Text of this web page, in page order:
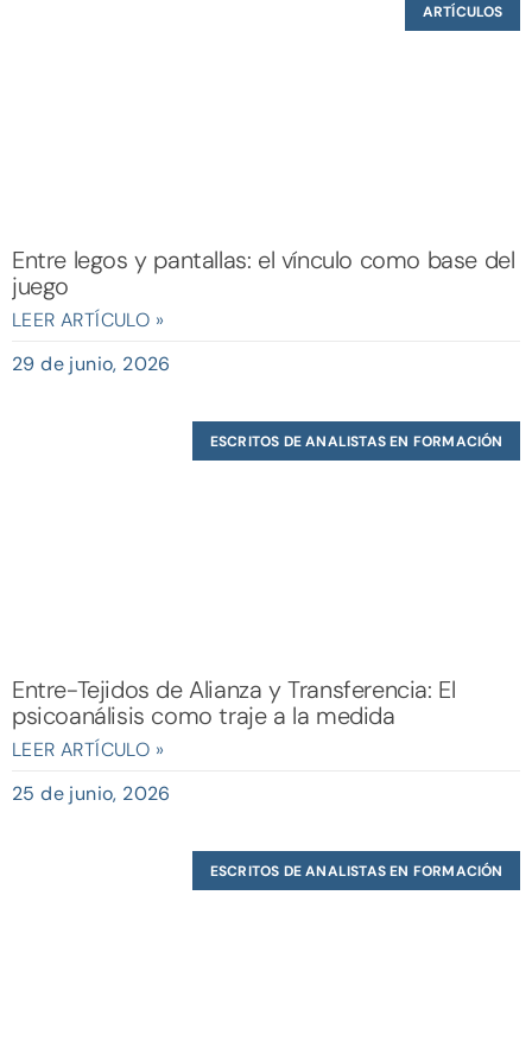
ARTÍCULOS
Entre legos y pantallas: el vínculo como base del
juego
LEER ARTÍCULO »
29 de junio, 2026
ESCRITOS DE ANALISTAS EN FORMACIÓN
Entre-Tejidos de Alianza y Transferencia: El
psicoanálisis como traje a la medida
LEER ARTÍCULO »
25 de junio, 2026
ESCRITOS DE ANALISTAS EN FORMACIÓN